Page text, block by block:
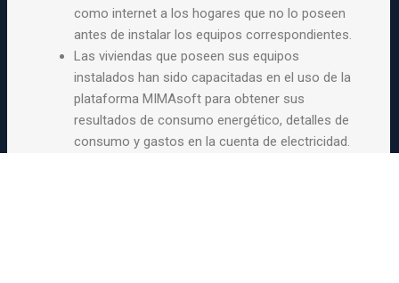
como internet a los hogares que no lo poseen
antes de instalar los equipos correspondientes.
Las viviendas que poseen sus equipos
instalados han sido capacitadas en el uso de la
plataforma MIMAsoft para obtener sus
resultados de consumo energético, detalles de
consumo y gastos en la cuenta de electricidad.